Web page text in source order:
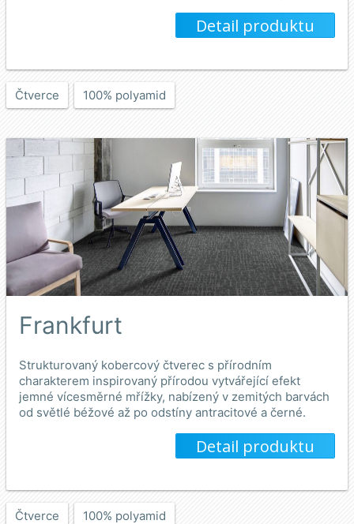
Detail produktu
Čtverce 100% polyamid
Frankfurt
Strukturovaný kobercový čtverec s přírodním
charakterem inspirovaný přírodou vytvářející efekt
jemné vícesměrné mřížky, nabízený v zemitých barvách
od světlé béžové až po odstíny antracitové a černé.
Detail produktu
Čtverce 100% polyamid